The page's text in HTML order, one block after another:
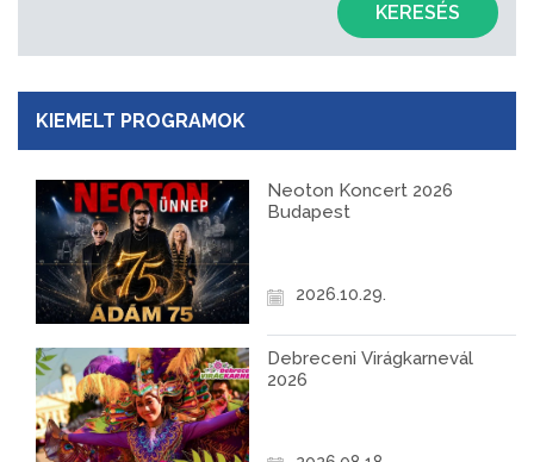
KERESÉS
KIEMELT PROGRAMOK
Neoton Koncert 2026
Budapest
2026.10.29.
Debreceni Virágkarnevál
2026